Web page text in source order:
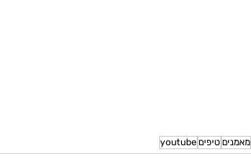
מאמנים טיפים youtube